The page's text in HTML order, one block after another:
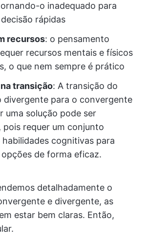
o inadequado para
rápidas
recursos: o pensamento
recursos mentais e físicos
o que nem sempre é prático
transição: A transição do
divergente para o convergente
uma solução pode ser
pois requer um conjunto
cognitivas para
de forma eficaz.
detalhadamente o
e divergente, as
estar bem claras. Então,